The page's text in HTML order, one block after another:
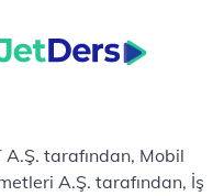
tarafından, Mobil
A.Ş. tarafından, İş